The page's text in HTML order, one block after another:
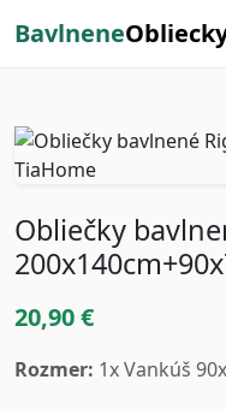
Bavlnene
Obliečky
20,90 €
Rozmer: 1x Vankúš